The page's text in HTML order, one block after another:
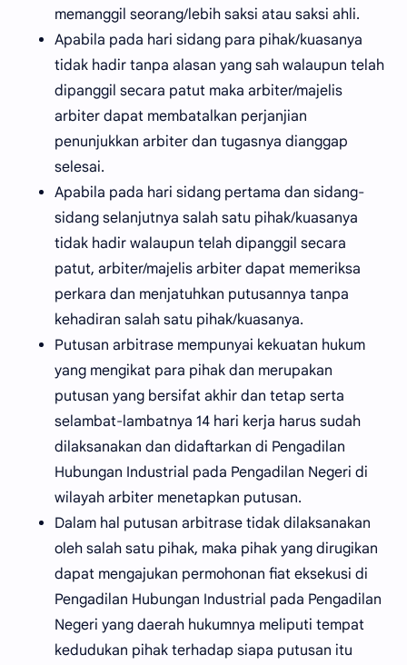
memanggil seorang/lebih saksi atau saksi ahli.
Apabila pada hari sidang para pihak/kuasanya
tidak hadir tanpa alasan yang sah walaupun telah
dipanggil secara patut maka arbiter/majelis
arbiter dapat membatalkan perjanjian
penunjukkan arbiter dan tugasnya dianggap
selesai.
Apabila pada hari sidang pertama dan sidang-
sidang selanjutnya salah satu pihak/kuasanya
tidak hadir walaupun telah dipanggil secara
patut, arbiter/majelis arbiter dapat memeriksa
perkara dan menjatuhkan putusannya tanpa
kehadiran salah satu pihak/kuasanya.
Putusan arbitrase mempunyai kekuatan hukum
yang mengikat para pihak dan merupakan
putusan yang bersifat akhir dan tetap serta
selambat-lambatnya 14 hari kerja harus sudah
dilaksanakan dan didaftarkan di Pengadilan
Hubungan Industrial pada Pengadilan Negeri di
wilayah arbiter menetapkan putusan.
Dalam hal putusan arbitrase tidak dilaksanakan
oleh salah satu pihak, maka pihak yang dirugikan
dapat mengajukan permohonan fiat eksekusi di
Pengadilan Hubungan Industrial pada Pengadilan
Negeri yang daerah hukumnya meliputi tempat
kedudukan pihak terhadap siapa putusan itu